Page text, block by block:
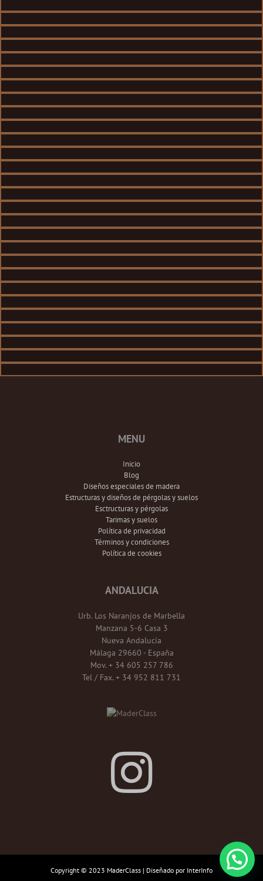
MENU
Inicio
Blog
Diseños especiales de madera
Estructuras y diseños de pérgolas y suelos
Esctructuras y pérgolas
Tarimas y suelos
Política de privacidad
Términos y condiciones
Política de cookies
ANDALUCIA
Urb. Los Naranjos de Marbella
Manzana 5-6 Casa 3
Nueva Andalucía
Málaga 29660 - España
Mov. + 34 605 257 786
Tel / Fax. + 34 952 811 731
Copyright © 2023 MaderClass | Diseñado por InterInfo